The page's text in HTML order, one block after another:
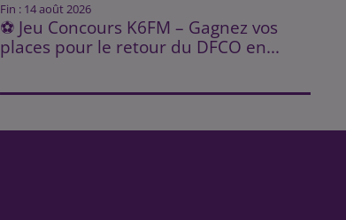
Fin : 14 août 2026
⚽ Jeu Concours K6FM – Gagnez vos
places pour le retour du DFCO en...